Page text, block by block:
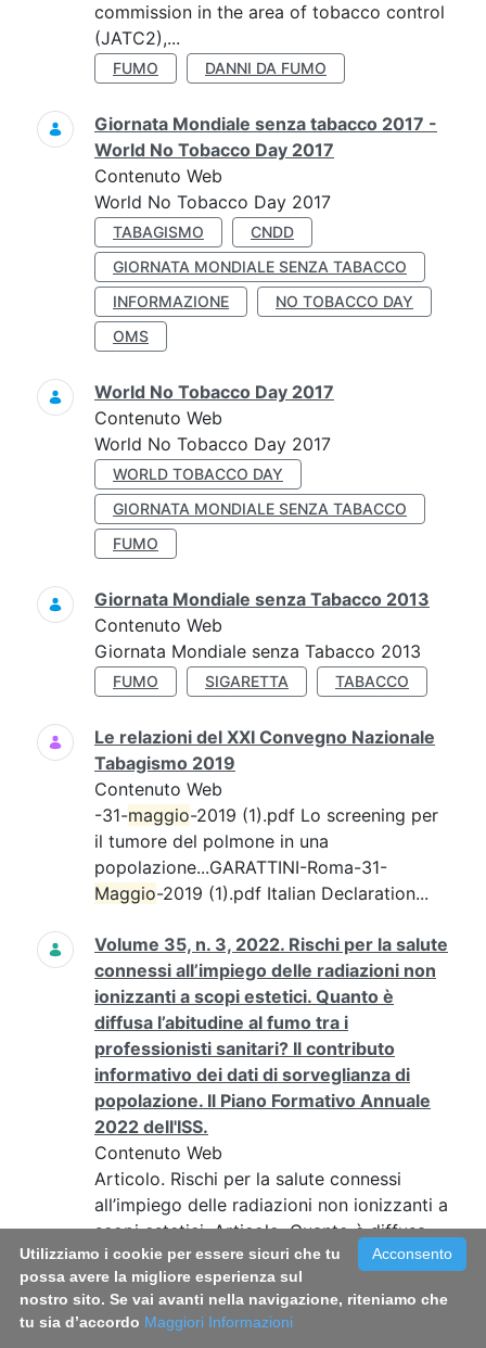
commission in the area of tobacco control
(JATC2),...
FUMO DANNI DA FUMO
Giornata Mondiale senza tabacco 2017 -
World No Tobacco Day 2017
Contenuto Web
World No Tobacco Day 2017
TABAGISMO
CNDD
GIORNATA MONDIALE SENZA TABACCO
INFORMAZIONE
NO TOBACCO DAY
OMS
World No Tobacco Day 2017
Contenuto Web
World No Tobacco Day 2017
WORLD TOBACCO DAY
GIORNATA MONDIALE SENZA TABACCO
FUMO
Giornata Mondiale senza Tabacco 2013
Contenuto Web
Giornata Mondiale senza Tabacco 2013
FUMO SIGARETTA TABACCO
Le relazioni del XXI Convegno Nazionale
Tabagismo 2019
Contenuto Web
-31-maggio-2019 (1).pdf Lo screening per
il tumore del polmone in una
popolazione...GARATTINI-Roma-31-
Maggio-2019 (1).pdf Italian Declaration...
Volume 35, n. 3, 2022. Rischi per la salute
connessi all’impiego delle radiazioni non
ionizzanti a scopi estetici. Quanto è
diffusa l’abitudine al fumo tra i
professionisti sanitari? Il contributo
informativo dei dati di sorveglianza di
popolazione. Il Piano Formativo Annuale
2022 dell'ISS.
Contenuto Web
Articolo. Rischi per la salute connessi
all’impiego delle radiazioni non ionizzanti a
scopi estetici. Articolo. Quanto è diffusa
l’abitudine al fumo tra i professionisti
sanitari? Il contributo...
XXVII Convegno Nazionale “Tabagismo e
Acconsento
Utilizziamo i cookie per essere sicuri che tu
possa avere la migliore esperienza sul
nostro sito. Se vai avanti nella navigazione, riteniamo che
tu sia d’accordo Maggiori Informazioni